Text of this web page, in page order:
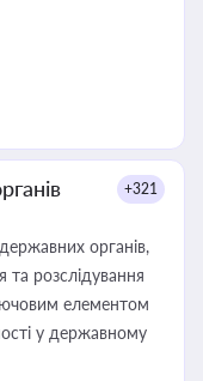
+321
органів,
та розслідування
елементом
у державному